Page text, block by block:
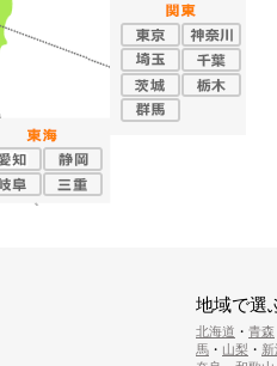
地域で選
北海道 ・ 青森
馬 ・ 山梨 ・